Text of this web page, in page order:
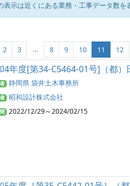
表示は近くにある業務・工事データ数を
2 3 … 8 9 10 11 12
4年度[第34-C5464-01号]（都）
静岡県 袋井土木事務所
昭和設計株式会社
2022/12/29～2024/02/15